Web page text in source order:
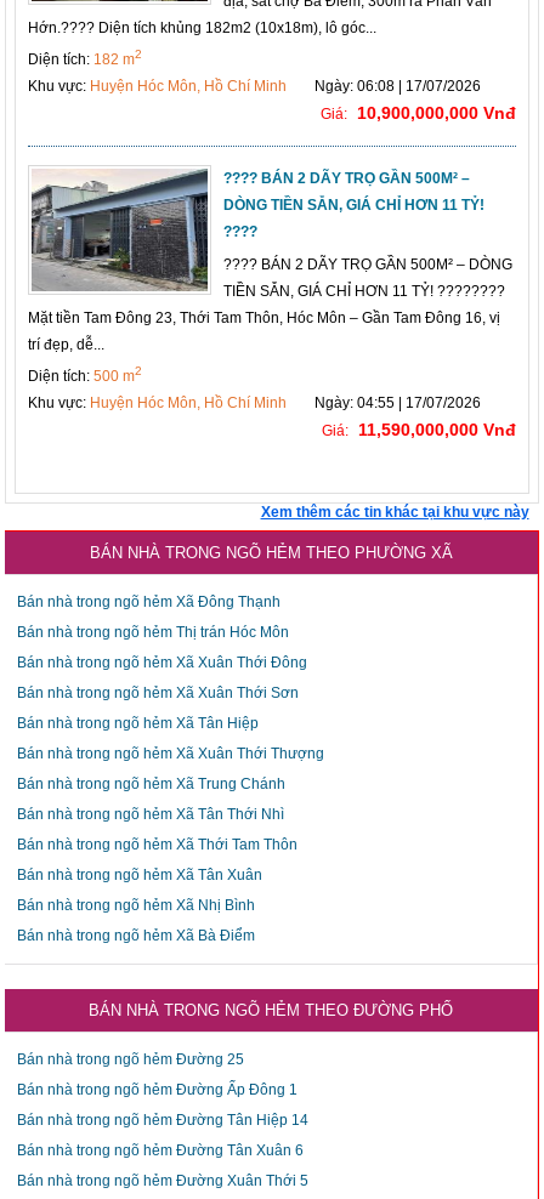
Hớn.???? Diện tích khủng 182m2 (10x18m), lô góc...
Diện tích: 182 m2
Khu vực: Huyện Hóc Môn, Hồ Chí Minh
Ngày: 06:08 | 17/07/2026
Giá:
10,900,000,000 Vnđ
????️ BÁN 2 DÃY TRỌ GẦN 500M² –
DÒNG TIỀN SẴN, GIÁ CHỈ HƠN 11 TỶ!
????
????️ BÁN 2 DÃY TRỌ GẦN 500M² – DÒNG
TIỀN SẴN, GIÁ CHỈ HƠN 11 TỶ! ????????
Mặt tiền Tam Đông 23, Thới Tam Thôn, Hóc Môn – Gần Tam Đông 16, vị
trí đẹp, dễ...
Diện tích:500 m2
Khu vực: Huyện Hóc Môn, Hồ Chí Minh
Ngày: 04:55 | 17/07/2026
Giá:
11,590,000,000 Vnđ
Xem thêm các tin khác tại khu vực này
BÁN NHÀ TRONG NGÕ HẺM THEO PHƯỜNG XÃ
Bán nhà trong ngõ hẻm Xã Đông Thạnh
Bán nhà trong ngõ hẻm Thị trán Hóc Môn
Bán nhà trong ngõ hẻm Xã Xuân Thới Đông
Bán nhà trong ngõ hẻm Xã Xuân Thới Sơn
Bán nhà trong ngõ hẻm Xã Tân Hiệp
Bán nhà trong ngõ hẻm Xã Xuân Thới Thượng
Bán nhà trong ngõ hẻm Xã Trung Chánh
Bán nhà trong ngõ hẻm Xã Tân Thới Nhì
Bán nhà trong ngõ hẻm Xã Thới Tam Thôn
Bán nhà trong ngõ hẻm Xã Tân Xuân
Bán nhà trong ngõ hẻm Xã Nhị Bình
Bán nhà trong ngõ hẻm Xã Bà Điểm
BÁN NHÀ TRONG NGÕ HẺM THEO ĐƯỜNG PHỐ
Bán nhà trong ngõ hẻm Đường 25
Bán nhà trong ngõ hẻm Đường Ấp Đông 1
Bán nhà trong ngõ hẻm Đường Tân Hiệp 14
Bán nhà trong ngõ hẻm Đường Tân Xuân 6
Bán nhà trong ngõ hẻm Đường Xuân Thới 5